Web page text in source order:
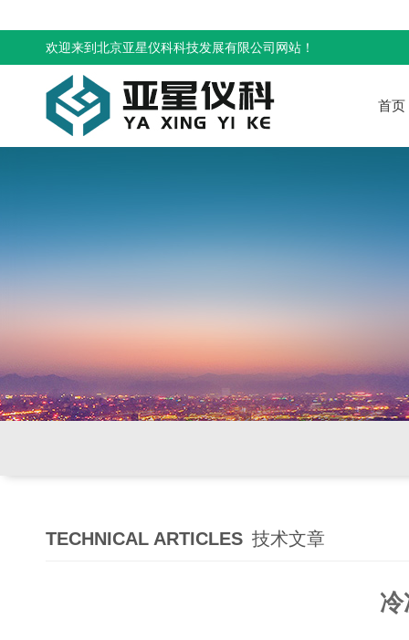
欢迎来到北京亚星仪科科技发展有限公司网站！
首页
TECHNICAL ARTICLES 技术文章